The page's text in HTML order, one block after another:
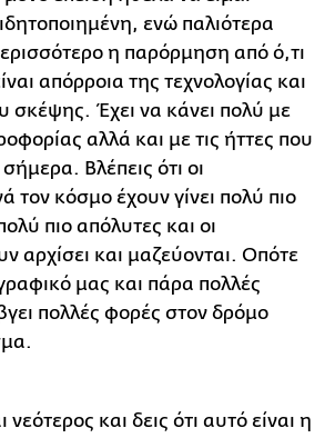
ενώ παλιότερα
η παρόρμηση από ό,τι
απόρροια της τεχνολογίας και
σκέψης. Έχει να κάνει πολύ με
αλλά και με τις ήττες που
Βλέπεις ότι οι
τον κόσμο έχουν γίνει πολύ πιο
πιο απόλυτες και οι
αρχίσει και μαζεύονται. Οπότε
μας και πάρα πολλές
πολλές φορές στον δρόμο
νεότερος και δεις ότι αυτό είναι η